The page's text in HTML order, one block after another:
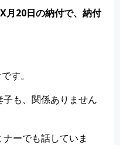
月20日の納付で、納付
す。
も、関係ありません
ーでも話していま